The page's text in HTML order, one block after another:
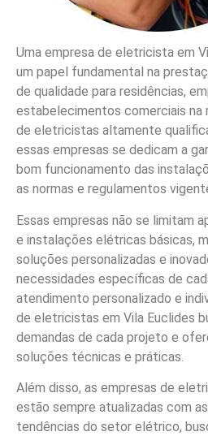
Uma empresa de eletricista em
um papel fundamental na
de qualidade para residências,
estabelecimentos comerciais na
de eletricistas altamente
essas empresas se dedicam a
bom funcionamento das
as normas e regulamentos
Essas empresas não se limitam
e instalações elétricas básicas,
soluções personalizadas e
necessidades específicas de
atendimento personalizado e
de eletricistas em Vila Euclides
demandas de cada projeto e
soluções técnicas e práticas.
Além disso, as empresas de
estão sempre atualizadas com
tendências do setor elétrico,